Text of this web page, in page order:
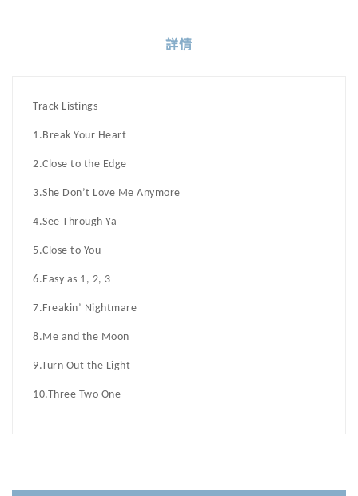
詳情
Track Listings
1.Break Your Heart
2.Close to the Edge
3.She Don’t Love Me Anymore
4.See Through Ya
5.Close to You
6.Easy as 1, 2, 3
7.Freakin’ Nightmare
8.Me and the Moon
9.Turn Out the Light
10.Three Two One